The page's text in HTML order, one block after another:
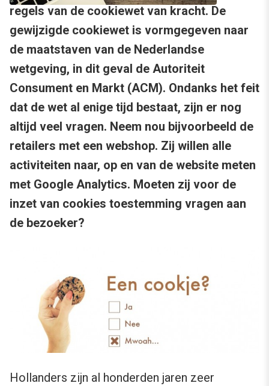
regels van de cookiewet van kracht. De
gewijzigde cookiewet is vormgegeven naar
de maatstaven van de Nederlandse
wetgeving, in dit geval de Autoriteit
Consument en Markt (ACM). Ondanks het feit
dat de wet al enige tijd bestaat, zijn er nog
altijd veel vragen. Neem nou bijvoorbeeld de
retailers met een webshop. Zij willen alle
activiteiten naar, op en van de website meten
met Google Analytics. Moeten zij voor de
inzet van cookies toestemming vragen aan
de bezoeker?
Hollanders zijn al honderden jaren zeer